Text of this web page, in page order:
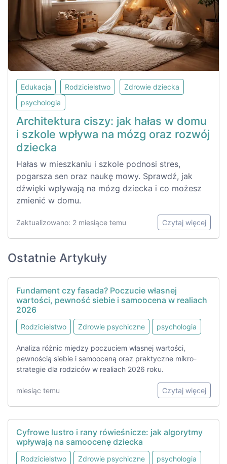
Edukacja Rodzicielstwo
Zdrowie dziecka
psychologia
Architektura ciszy: jak hałas w domu
i szkole wpływa na mózg oraz rozwój
dziecka
Hałas w mieszkaniu i szkole podnosi stres,
pogarsza sen oraz naukę mowy. Sprawdź, jak
dźwięki wpływają na mózg dziecka i co możesz
zmienić w domu.
Zaktualizowano: 2 miesiące temu Czytaj więcej
Ostatnie Artykuły
Fundament czy fasada? Poczucie własnej
wartości, pewność siebie i samoocena w realiach
2026
Rodzicielstwo Zdrowie psychiczne psychologia
Analiza różnic między poczuciem własnej wartości,
pewnością siebie i samooceną oraz praktyczne mikro-
strategie dla rodziców w realiach 2026 roku.
miesiąc temu Czytaj więcej
Cyfrowe lustro i rany rówieśnicze: jak algorytmy
wpływają na samoocenę dziecka
Rodzicielstwo Zdrowie psychiczne psychologia